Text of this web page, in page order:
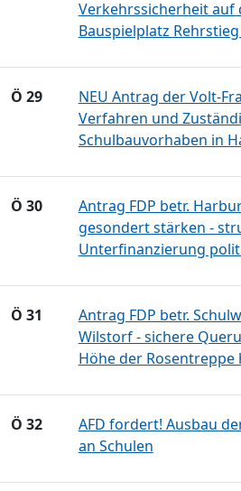
Verkehrssicherheit auf
Bauspielplatz
Ö 29
NEU Antrag der Volt-
Verfahren und
Schulbauvorhaben in
Ö 30
Antrag FDP betr.
gesondert stärken -
Unterfinanzierung
Ö 31
Antrag FDP betr.
Wilstorf - sichere
Höhe der Rosentreppe
Ö 32
AFD fordert! Ausbau
an Schulen